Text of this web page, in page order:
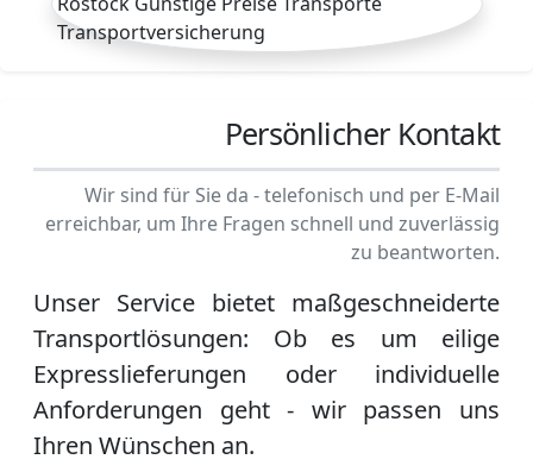
Persönlicher Kontakt
Wir sind für Sie da - telefonisch und per E-Mail
erreichbar, um Ihre Fragen schnell und zuverlässig
zu beantworten.
Unser Service bietet maßgeschneiderte
Transportlösungen: Ob es um eilige
Expresslieferungen oder individuelle
Anforderungen geht - wir passen uns
Ihren Wünschen an.